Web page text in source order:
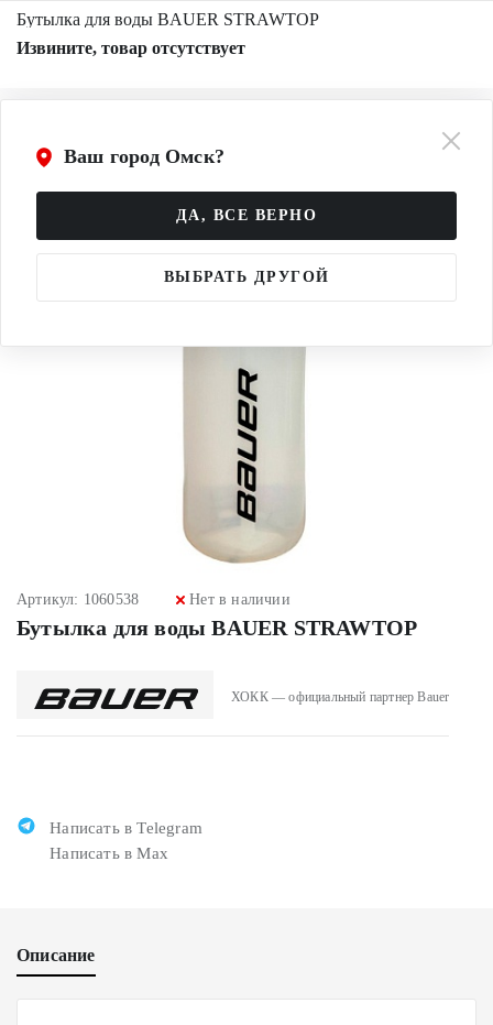
Ваш город Омск?
ДА, ВСЕ ВЕРНО
ВЫБРАТЬ ДРУГОЙ
Артикул: 1060538 Нет в наличии
Бутылка для воды BAUER STRAWTOP
ХОКК — официальный партнер Bauer
Написать в Telegram
Написать в Max
Описание
Бутылка для воды BAUER STRAWTOP
Извините, товар отсутствует